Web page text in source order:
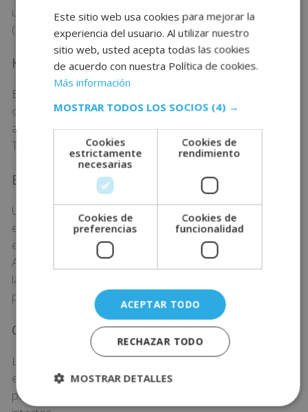
una temporada. Los yogures blancos pasteurizados
(sin azúcares y frutas) son los recomendados.
Kéfir de leche
El kéfir ha ganado mucha fama en los últimos años. Se
obtiene de fermentar la leche, concretamente gracias
a un hongo que convierte la lactosa en ácido láctico.
También aporta calcio, potasio y vitaminas del grupo B.
Encurtidos
Uno de los grandes desconocidos son los pepinillos
encurtidos. Y es precisamente gracias al propio
encurtido que se convierten en alimentos probióticos.
Al ponerlos en salmuera y vinagre, se crean bacterias
lácteas y levaduras que se adhieren a la piel de los
pepinillos.
Chucrut
La col fermentada sigue el mismo proceso que los
encurtidos. Ahora bien, la col está fermentada y
pasteurizada, por lo que los microorganismos quedan
Este sitio web usa cookies para mejorar la
experiencia del usuario. Al utilizar nuestro
sitio web, usted acepta todas las cookies
de acuerdo con nuestra Política de cookies.
Más información
MOSTRAR TODOS LOS SOCIOS (4) →
Cookies
estrictamente
necesarias
Cookies de
rendimiento
Cookies de
preferencias
Cookies de
funcionalidad
ACEPTAR TODO
RECHAZAR TODO
MOSTRAR DETALLES